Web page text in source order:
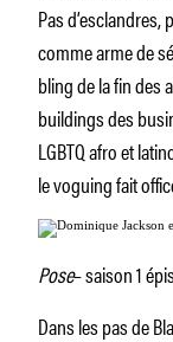
Pas
comme arme de
bling de la fin des
buildings des
LGBTQ afro et
le voguing fait
Pose– saison 1
Dans les pas de